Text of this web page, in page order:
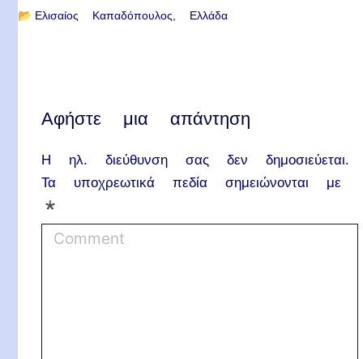
📂 Ελισαίος Καπαδόπουλος Ελλάδα
Αφήστε μια απάντηση
Η ηλ. διεύθυνση σας δεν δημοσιεύεται.
Τα υποχρεωτικά πεδία σημειώνονται με
*